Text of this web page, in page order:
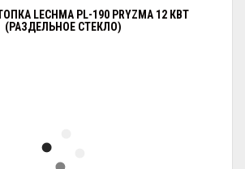
LECHMA PL-190 PRYZMA 12 КВТ
(РАЗДЕЛЬНОЕ СТЕКЛО)